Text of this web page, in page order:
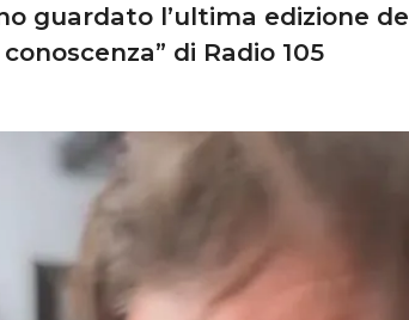
guardato l’ultima edizione
di Radio 105